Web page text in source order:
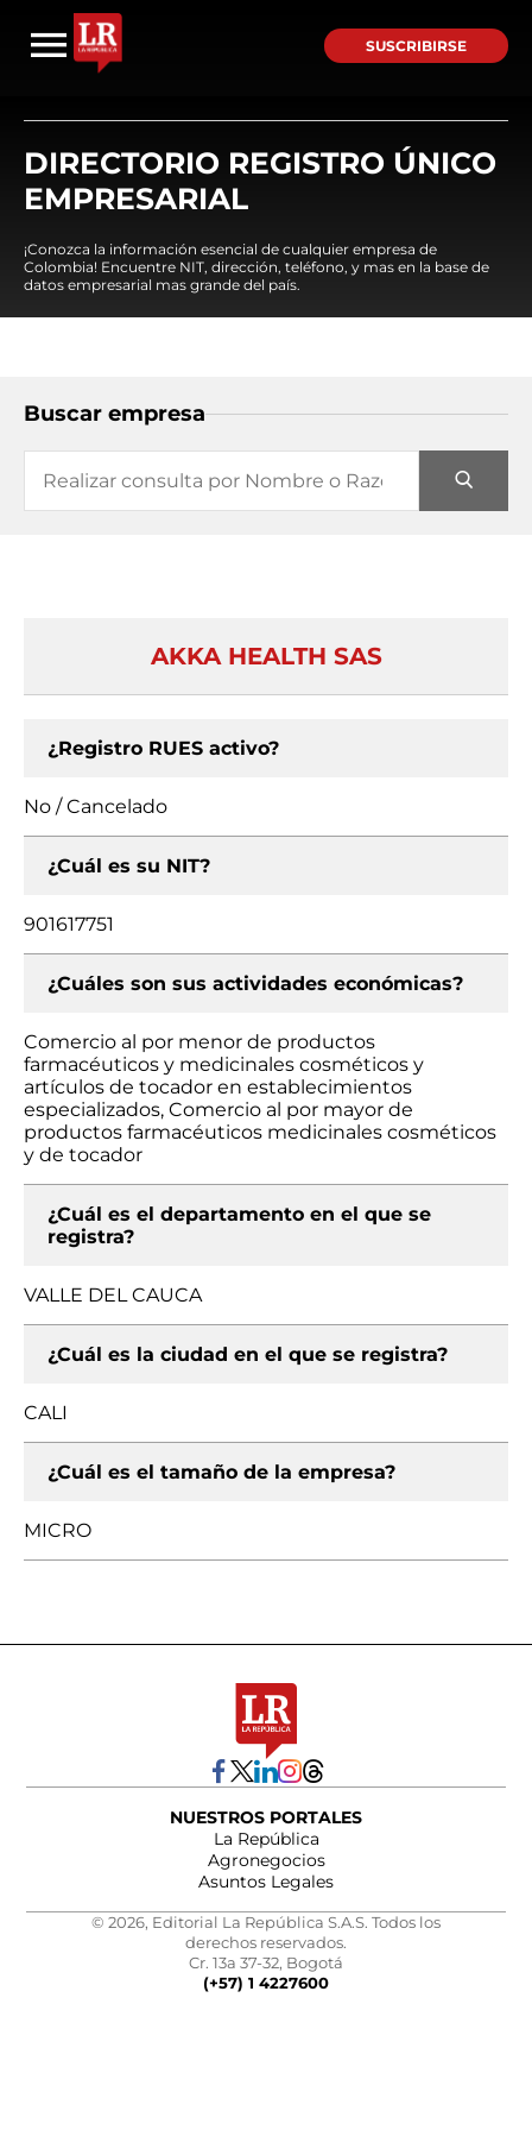
SUSCRIBIRSE
DIRECTORIO REGISTRO ÚNICO
EMPRESARIAL
¡Conozca la información esencial de cualquier empresa de
Colombia! Encuentre NIT, dirección, teléfono, y mas en la base de
datos empresarial mas grande del país.
Buscar empresa
AKKA HEALTH SAS
¿Registro RUES activo?
No / Cancelado
¿Cuál es su NIT?
901617751
¿Cuáles son sus actividades económicas?
Comercio al por menor de productos
farmacéuticos y medicinales cosméticos y
artículos de tocador en establecimientos
especializados, Comercio al por mayor de
productos farmacéuticos medicinales cosméticos
y de tocador
¿Cuál es el departamento en el que se
registra?
VALLE DEL CAUCA
¿Cuál es la ciudad en el que se registra?
CALI
¿Cuál es el tamaño de la empresa?
MICRO
NUESTROS PORTALES
La República
Agronegocios
Asuntos Legales
© 2026, Editorial La República S.A.S. Todos los
derechos reservados.
Cr. 13a 37-32, Bogotá
(+57) 1 4227600